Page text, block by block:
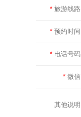
* 旅游线路
* 预约时间
* 电话号码
* 微信
其他说明